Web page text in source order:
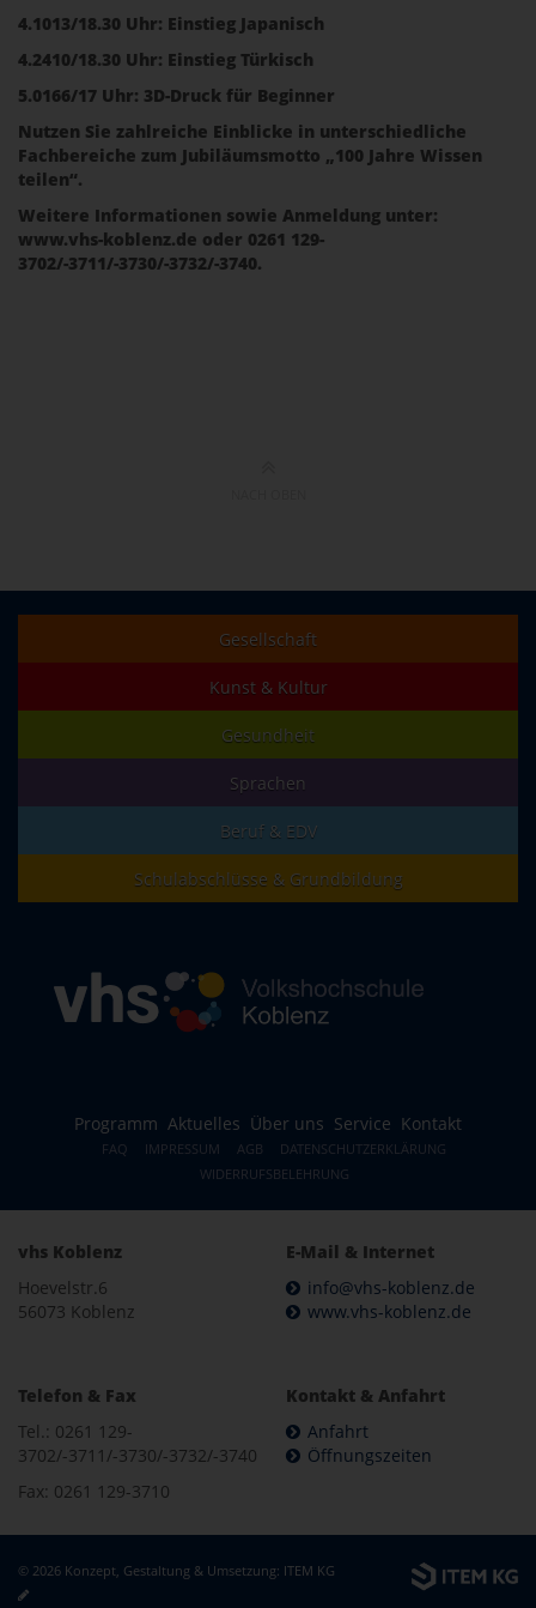
4.1013/18.30 Uhr: Einstieg Japanisch
4.2410/18.30 Uhr: Einstieg Türkisch
5.0166/17 Uhr: 3D-Druck für Beginner
Nutzen Sie zahlreiche Einblicke in unterschiedliche
Fachbereiche zum Jubiläumsmotto „100 Jahre Wissen
teilen“.
Weitere Informationen sowie Anmeldung unter:
www.vhs-koblenz.de oder 0261 129-
3702/-3711/-3730/-3732/-3740.
Gesellschaft
Kunst & Kultur
Gesundheit
Sprachen
Beruf & EDV
Schulabschlüsse & Grundbildung
Programm Aktuelles Über uns Service Kontakt
FAQ IMPRESSUM AGB
DATENSCHUTZERKLÄRUNG
WIDERRUFSBELEHRUNG
vhs Koblenz
Hoevelstr.6
56073 Koblenz
E-Mail & Internet
info@vhs-koblenz.de
www.vhs-koblenz.de
Telefon & Fax
Tel.: 0261 129-
3702/-3711/-3730/-3732/-3740
Fax: 0261 129-3710
Kontakt & Anfahrt
Anfahrt
Öffnungszeiten
© 2026 Konzept, Gestaltung & Umsetzung: ITEM KG